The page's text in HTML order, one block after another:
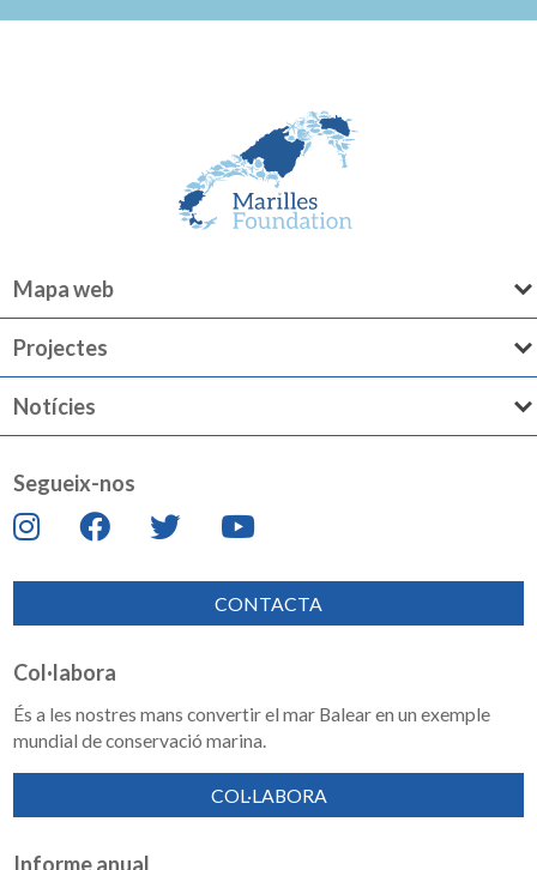
Mapa web
Projectes
Notícies
Segueix-nos
CONTACTA
Col·labora
És a les nostres mans convertir el mar Balear en un exemple
mundial de conservació marina.
COL·LABORA
Informe anual